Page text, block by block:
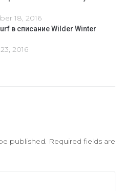
18, 2016
в списание Wilder Winter
2016
published. Required fields are